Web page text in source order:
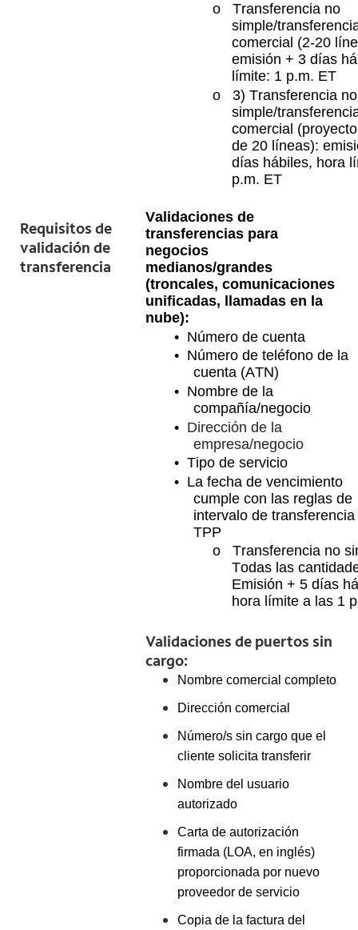
Requisitos de
validación de
transferencia
o Transferencia no
simple/
comercial (2-20
emisión + 3 días
límite: 1 p.m. ET
o 3) Transferencia no
simple/
comercial
de 20 líneas):
días hábiles, hora
p.m. ET
Validaciones de
transferencias para
negocios
medianos/grandes
(troncales, comunicaciones
unificadas, llamadas en la
nube):
• Número de cuenta
• Número de teléfono de la
cuenta (ATN)
• Nombre de la
compañía/negocio
• Dirección de la
empresa/negocio
• Tipo de servicio
• La fecha de vencimiento
cumple con las reglas de
intervalo de transferencia
TPP
o Transferencia no
Todas las
Emisión + 5 días
hora límite a las 1
Validaciones de puertos sin
cargo:
Nombre comercial completo
Dirección comercial
Número/s sin cargo que el
cliente solicita transferir
Nombre del usuario
autorizado
Carta de autorización
firmada (LOA, en inglés)
proporcionada por nuevo
proveedor de servicio
Copia de la factura del